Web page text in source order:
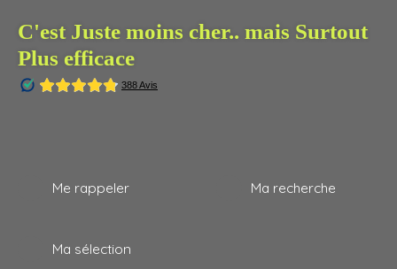
C'est Juste moins cher.. mais Surtout
Plus efficace
Me rappeler Ma recherche
Ma sélection